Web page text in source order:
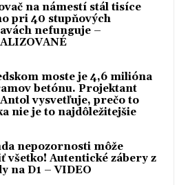
na námestí stál tisíce
pri 40 stupňových
nefunguje –
moste je 4,6 milióna
betónu. Projektant
vysvetľuje, prečo to
nie je to najdôležitejšie
nepozornosti môže
všetko! Autentické zábery z
na D1 – VIDEO